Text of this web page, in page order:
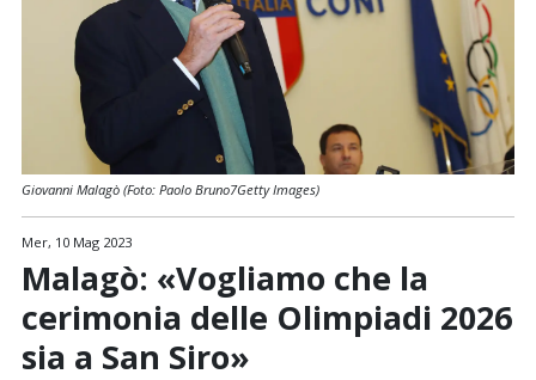
Mer, 10 Mag 2023
Malagò: «Vogliamo che la
cerimonia delle Olimpiadi 2026
sia a San Siro»
Giovanni Malagò (Foto: Paolo Bruno7Getty Images)